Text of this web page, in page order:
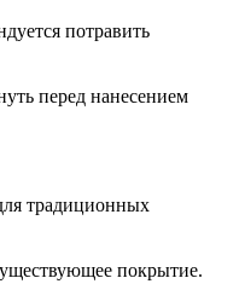
потравить
перед нанесением
традиционных
покрытие.